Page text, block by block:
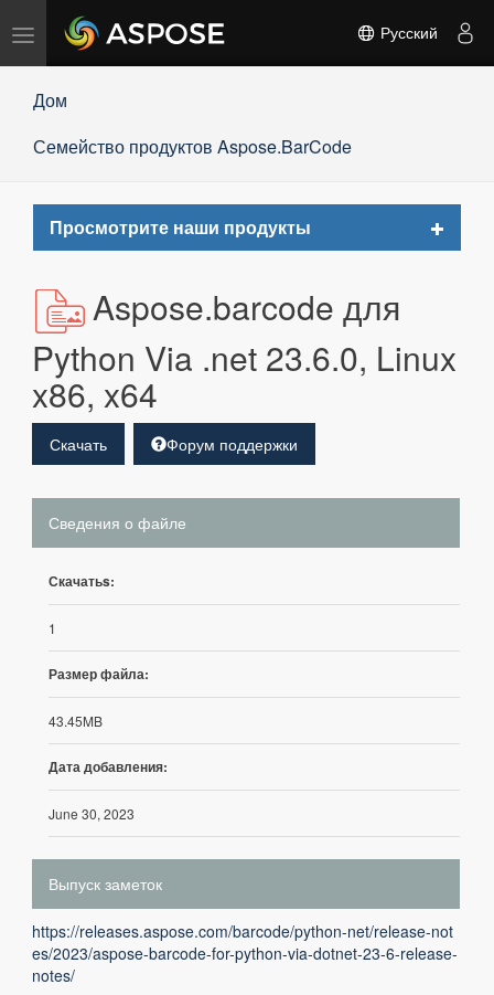
Переключить
навигацию
Русский
Дом
Семейство продуктов Aspose.BarCode
Просмотрите наши продукты
Toggle
Aspose.barcode для
Python Via .net 23.6.0, Linux
x86, x64
Скачать Форум поддержки
Сведения о файле
Скачатьs:
1
Размер файла:
43.45MB
Дата добавления:
June 30, 2023
Выпуск заметок
https://releases.aspose.com/barcode/python-net/release-not
es/2023/aspose-barcode-for-python-via-dotnet-23-6-release-
notes/